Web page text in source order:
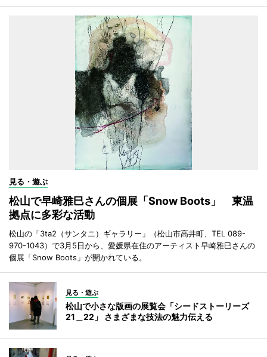
見る・遊ぶ
松山で早崎雅巳さんの個展「Snow Boots」 東温
拠点に多彩な活動
松山の「3ta2（サンタニ）ギャラリー」（松山市高井町、TEL 089-
970-1043）で3月5日から、愛媛県在住のアーティスト早崎雅巳さんの
個展「Snow Boots」が開かれている。
見る・遊ぶ
松山で小さな版画の展覧会「シードストーリーズ
21＿22」 さまざまな技法の魅力伝える